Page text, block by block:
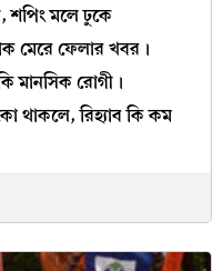
শপিং মলে ঢুকে
মেরে ফেলার খবর।
মানসিক রোগী।
থাকলে, রিহ্যাব কি কম